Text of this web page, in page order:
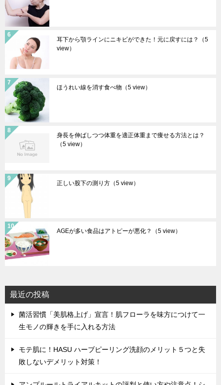
耳下から顎ラインにニキビができた！元に戻すには？
（5
view）
ほうれい線を消す食べ物 （5 view）
身長を伸ばしつつ体重を適正体重まで痩せる方法とは？
（5 view）
正しい股下の測り方 （5 view）
AGEが多い食品はアトピーが悪化？ （5 view）
最近の投稿
菌活習慣「美肌格上げ」宣言！肌フローラを味方につけて一
生モノの輝きを手に入れる方法
モテ肌に！HASU ハーブピーリング洗顔のメリット５つと失
敗しないデメリット対策！